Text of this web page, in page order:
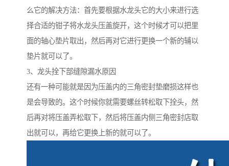
么它的解决方法：首先要根据水龙头它的大小来进行选
择合适的钳子将水龙头压盖旋开，这个时候才可以把里
面的轴心垫片取出，然后再对它进行更换一个新的辅以
垫片就可以了。
3、龙头拴下部缝隙漏水原因
还有一种可能就是因为压盖内的三角密封垫磨损这样也
是会导致的。这个时候你就需要螺丝转松取下拴头，然
后再对将压盖弄松取下，然后将压盖内侧三角密封店取
出就可以，再给它更换上新的就可以了。